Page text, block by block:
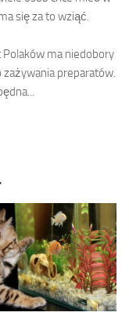
się za to wziąć.
Polaków ma niedobory
preparatów.